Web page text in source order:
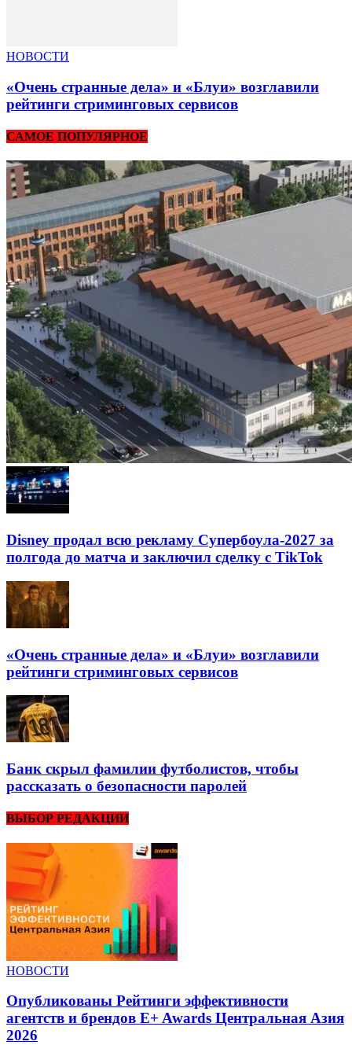
НОВОСТИ
«Очень странные дела» и «Блуи» возглавили
рейтинги стриминговых сервисов
САМОЕ ПОПУЛЯРНОЕ
Disney продал всю рекламу Супербоула-2027 за
полгода до матча и заключил сделку с TikTok
«Очень странные дела» и «Блуи» возглавили
рейтинги стриминговых сервисов
Банк скрыл фамилии футболистов, чтобы
рассказать о безопасности паролей
ВЫБОР РЕДАКЦИИ
НОВОСТИ
Опубликованы Рейтинги эффективности
агентств и брендов E+ Awards Центральная Азия
2026